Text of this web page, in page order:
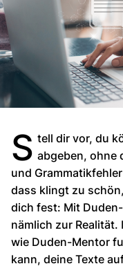
S tell dir vor, du
abgeben, ohne
und
dass klingt zu
dich fest: Mit
nämlich zur Realität.
wie Duden-Mentor
kann, deine Texte